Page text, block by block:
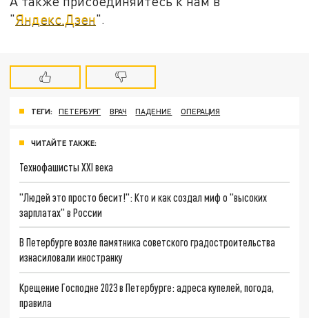
"Яндекс.Дзен".
ТЕГИ: ПЕТЕРБУРГ ВРАЧ ПАДЕНИЕ ОПЕРАЦИЯ
ЧИТАЙТЕ ТАКЖЕ:
Технофашисты XXI века
"Людей это просто бесит!": Кто и как создал миф о "высоких
зарплатах" в России
В Петербурге возле памятника советского градостроительства
изнасиловали иностранку
Крещение Господне 2023 в Петербурге: адреса купелей, погода,
правила